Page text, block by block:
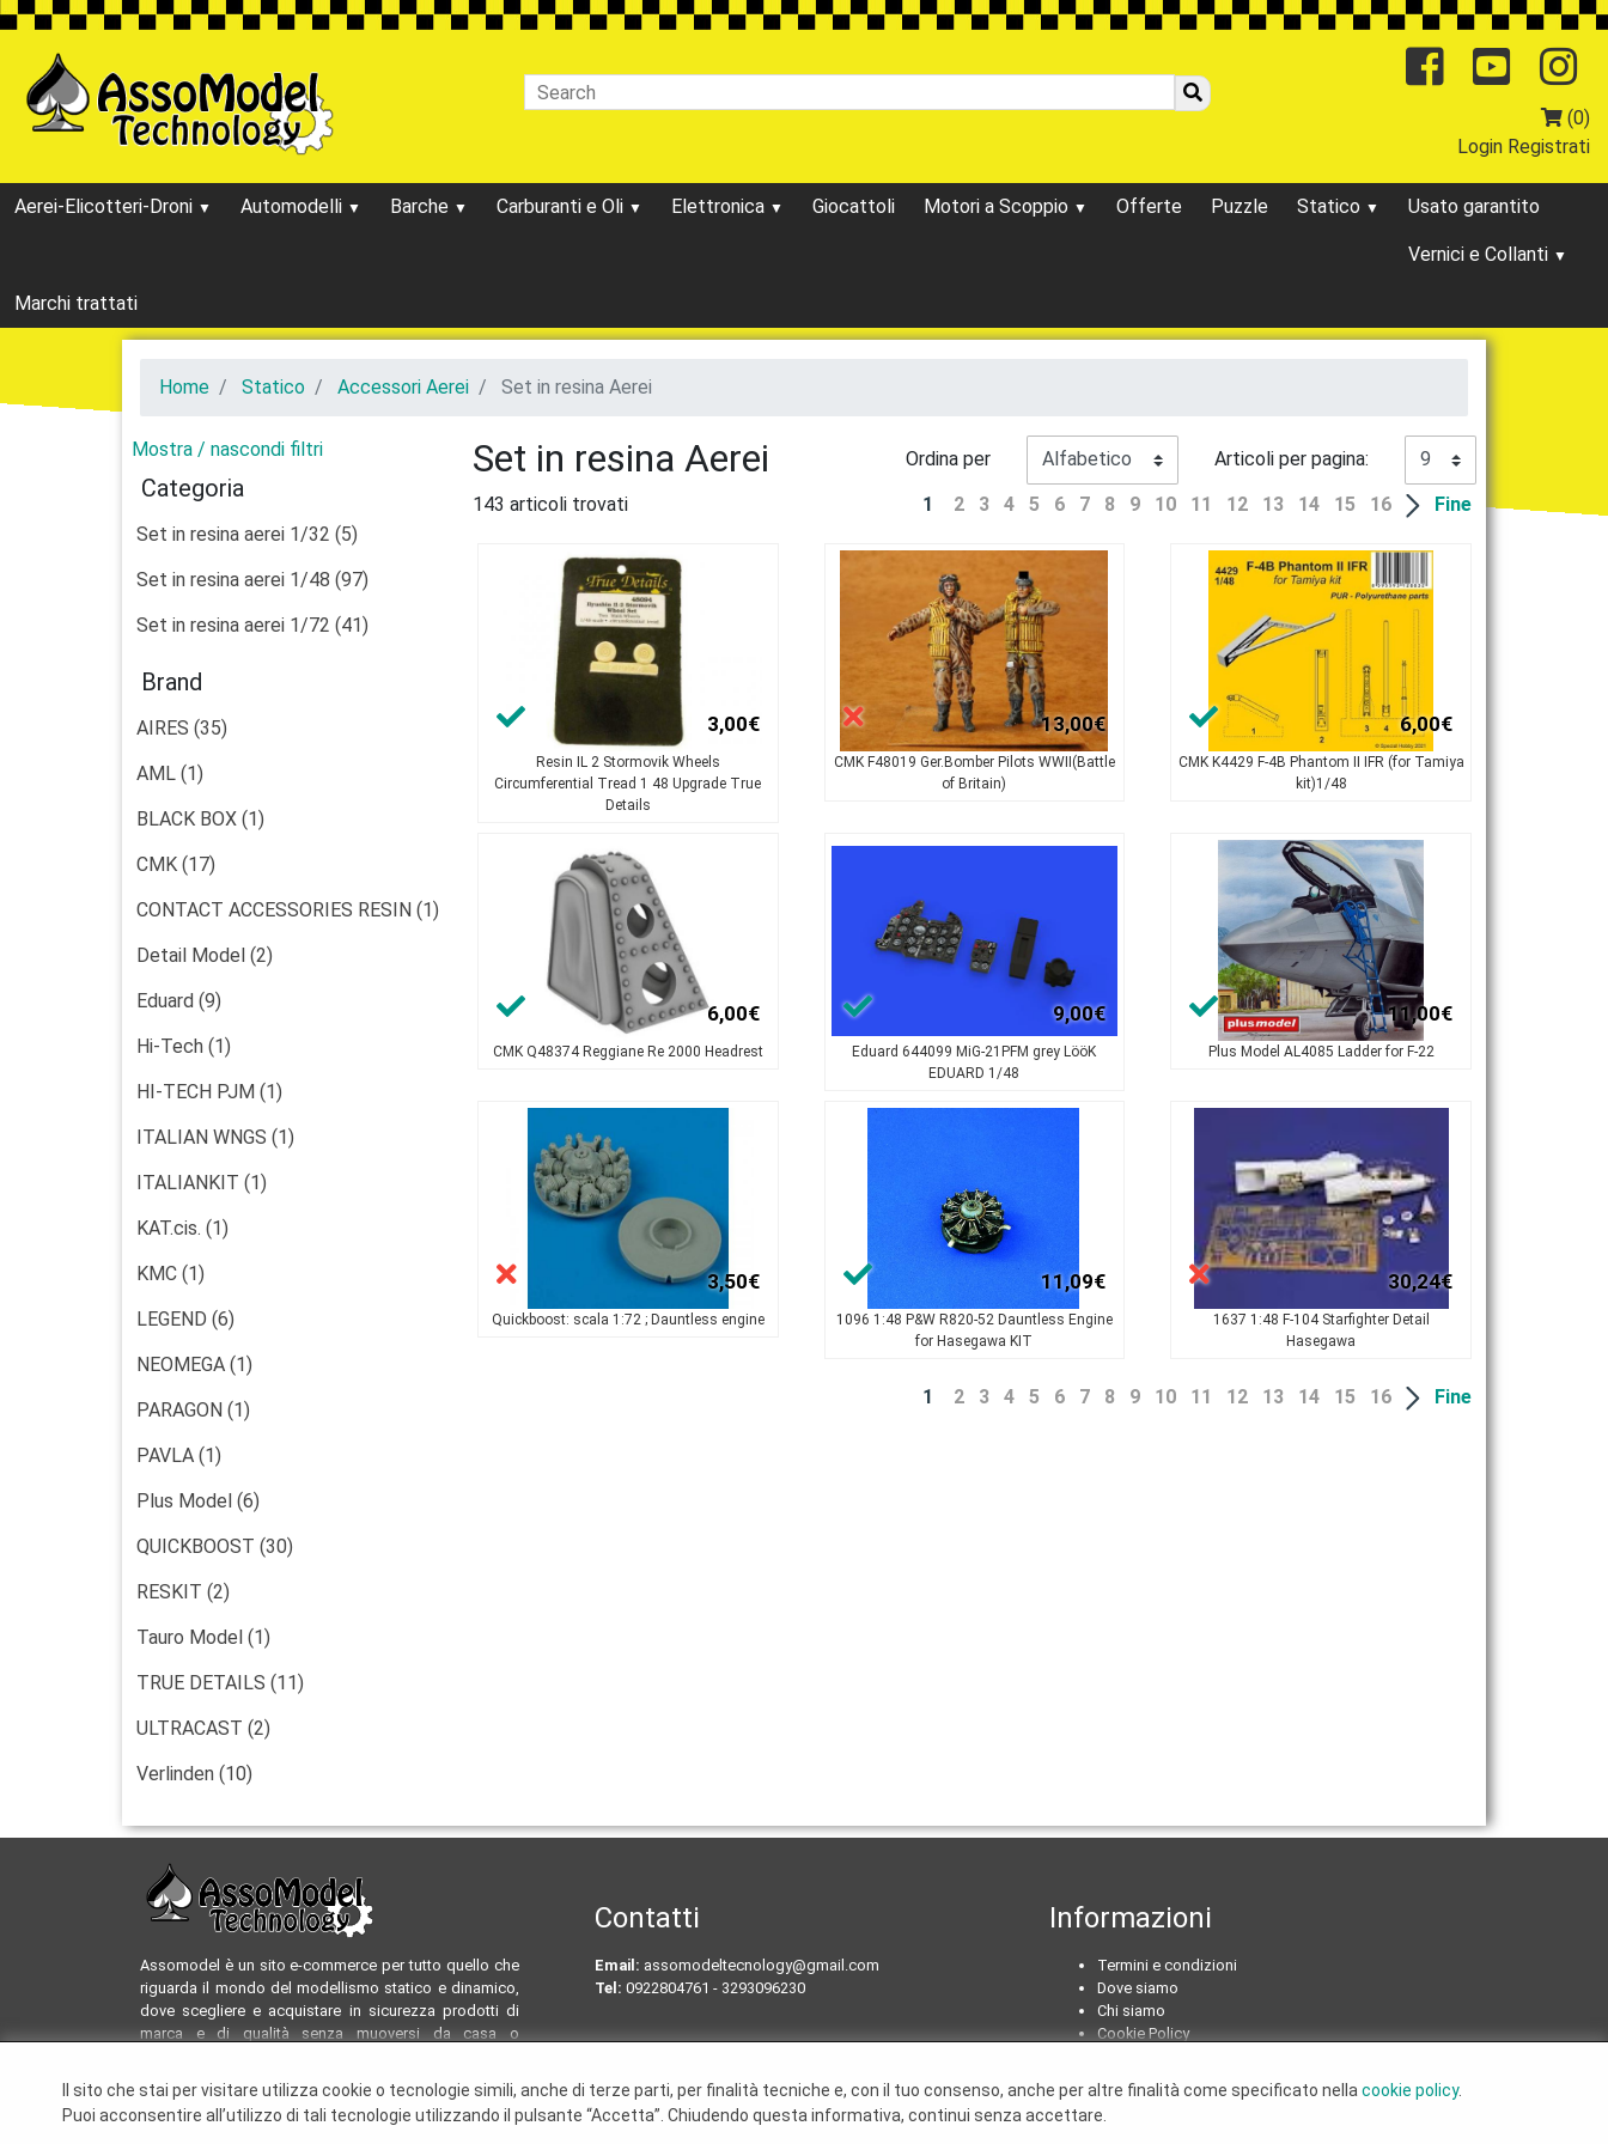
Il sito che stai per visitare utilizza cookie o tecnologie simili, anche di terze parti, per finalità tecniche e, con il tuo consenso, anche per altre finalità come specificato nella cookie policy.
Puoi acconsentire all’utilizzo di tali tecnologie utilizzando il pulsante “Accetta”. Chiudendo questa informativa, continui senza accettare.
(0)
Login Registrati
Aerei-Elicotteri-Droni Automodelli Barche Carburanti e Oli Elettronica Giocattoli Motori a Scoppio Offerte Puzzle Statico Usato garantito
Vernici e Collanti
Marchi trattati
Home Statico Accessori Aerei Set in resina Aerei
Mostra / nascondi filtri
Categoria
Set in resina aerei 1/32 (5)
Set in resina aerei 1/48 (97)
Set in resina aerei 1/72 (41)
Brand
AIRES (35)
AML (1)
BLACK BOX (1)
CMK (17)
CONTACT ACCESSORIES RESIN (1)
Detail Model (2)
Eduard (9)
Hi-Tech (1)
HI-TECH PJM (1)
ITALIAN WNGS (1)
ITALIANKIT (1)
KAT.cis. (1)
KMC (1)
LEGEND (6)
NEOMEGA (1)
PARAGON (1)
PAVLA (1)
Plus Model (6)
QUICKBOOST (30)
RESKIT (2)
Tauro Model (1)
TRUE DETAILS (11)
ULTRACAST (2)
Verlinden (10)
Ordina per Articoli per pagina:
Set in resina Aerei
143 articoli trovati 1 2 3 4 5 6 7 8 9 10 11 12 13 14 15 16 Fine
3,00€
Resin IL 2 Stormovik Wheels
Circumferential Tread 1 48 Upgrade True
Details
13,00€
CMK F48019 Ger.Bomber Pilots WWII(Battle
of Britain)
6,00€
CMK K4429 F-4B Phantom II IFR (for Tamiya
kit)1/48
6,00€
CMK Q48374 Reggiane Re 2000 Headrest
9,00€
Eduard 644099 MiG-21PFM grey LööK
EDUARD 1/48
11,00€
Plus Model AL4085 Ladder for F-22
3,50€
Quickboost: scala 1:72 ; Dauntless engine
11,09€
1096 1:48 P&W R820-52 Dauntless Engine
for Hasegawa KIT
30,24€
1637 1:48 F-104 Starfighter Detail
Hasegawa
1 2 3 4 5 6 7 8 9 10 11 12 13 14 15 16 Fine
Contatti Informazioni
Assomodel è un sito e-commerce per tutto quello che
riguarda il mondo del modellismo statico e dinamico,
dove scegliere e acquistare in sicurezza prodotti di
marca e di qualità senza muoversi da casa o
velieri in legno e in plastica in scatole di montaggio,
aerei in plastica in kit di montaggio, elicotteri elettrici e
a scoppio, motoscafi elettrici, l'angolo dell'usato e
Email: assomodeltecnology@gmail.com
Tel: 0922804761 - 3293096230
Termini e condizioni
Dove siamo
Chi siamo
Cookie Policy